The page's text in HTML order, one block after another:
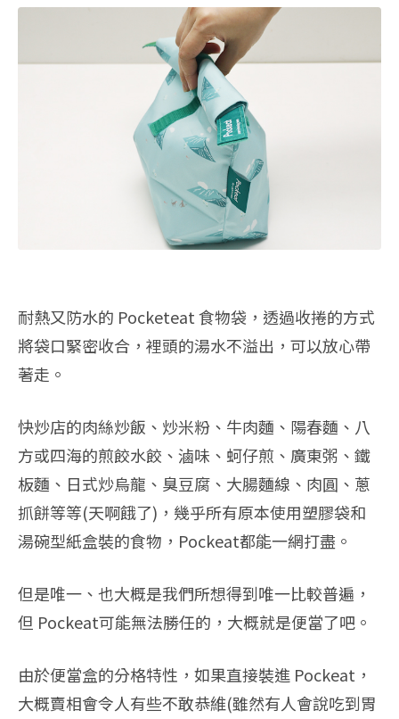
耐熱又防水的 Pocketeat 食物袋，透過收捲的方式
將袋口緊密收合，裡頭的湯水不溢出，可以放心帶
著走。
快炒店的肉絲炒飯、炒米粉、牛肉麵、陽春麵、八
方或四海的煎餃水餃、滷味、蚵仔煎、廣東粥、鐵
板麵、日式炒烏龍、臭豆腐、大腸麵線、肉圓、蔥
抓餅等等(天啊餓了)，幾乎所有原本使用塑膠袋和
湯碗型紙盒裝的食物，Pockeat都能一網打盡。
但是唯一、也大概是我們所想得到唯一比較普遍，
但 Pockeat可能無法勝任的，大概就是便當了吧。
由於便當盒的分格特性，如果直接裝進 Pockeat，
大概賣相會令人有些不敢恭維(雖然有人會說吃到胃